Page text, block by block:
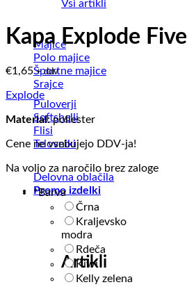
Vsi artikli
Majice
Polo majice
Športne majice
Srajce
Puloverji
Softshelli
Flisi
Telovniki
Delovna oblačila
Promo izdelki
Artikli
Kapa Explode Five
€1,65 + ddv
Explode
Material: poliester
Cene ne vsebujejo DDV-ja!
Na voljo za naročilo brez zaloge
*Barva
Črna
Kraljevsko
modra
Rdeča
Kiwi
Kelly zelena